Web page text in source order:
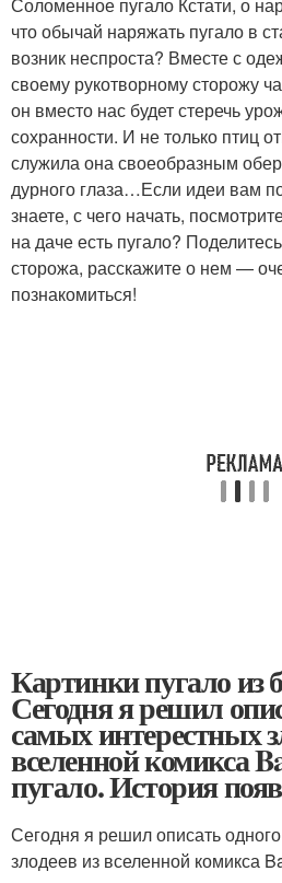
что обычай наряжать пугало в
возник неспроста? Вместе с
своему рукотворному сторожу
он вместо нас будет стеречь
сохранности. И не только птиц
служила она своеобразным
дурного глаза…Если идеи вам
знаете, с чего начать,
на даче есть пугало?
сторожа, расскажите о нем —
познакомиться!
Картинки пугало из
Сегодня я решил
самых интерестных
вселенной комикса
пугало. История
Сегодня я решил описать
злодеев из вселенной комикса